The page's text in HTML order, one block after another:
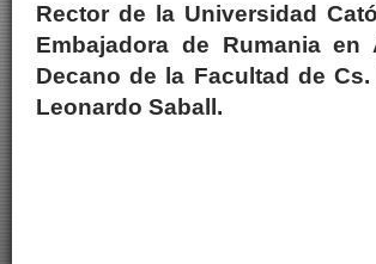
Rector de la Universidad
Embajadora de Rumania
Decano de la Facultad de
Leonardo Saball.